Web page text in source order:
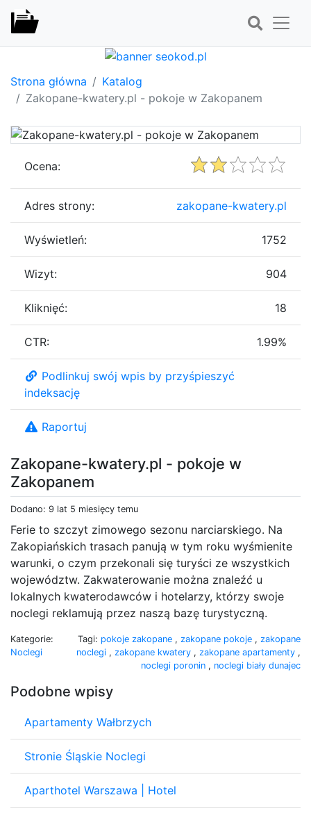
Strona główna
Katalog
Zakopane-kwatery.pl - pokoje w Zakopanem
Zakopane-kwatery.pl - pokoje w
Zakopanem
Dodano: 9 lat 5 miesięcy temu
Ferie to szczyt zimowego sezonu narciarskiego. Na
Zakopiańskich trasach panują w tym roku wyśmienite
warunki, o czym przekonali się turyści ze wszystkich
województw. Zakwaterowanie można znaleźć u
lokalnych kwaterodawców i hotelarzy, którzy swoje
noclegi reklamują przez naszą bazę turystyczną.
Kategorie:
Noclegi
Tagi: pokoje zakopane , zakopane pokoje , zakopane
noclegi , zakopane kwatery , zakopane apartamenty ,
noclegi poronin , noclegi biały dunajec
Podobne wpisy
Apartamenty Wałbrzych
Stronie Śląskie Noclegi
Aparthotel Warszawa | Hotel
Ocena:
Adres strony: zakopane-kwatery.pl
Wyświetleń: 1752
Wizyt: 904
Kliknięć: 18
CTR: 1.99%
Podlinkuj swój wpis by przyśpieszyć
indeksację
Raportuj